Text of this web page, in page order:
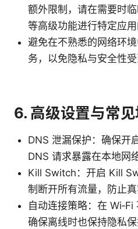
额外限制，请在需要时
等高级功能进行特定应用
避免在不熟悉的网络环
务，以免隐私与安全性受
6. 高级设置与常
DNS 泄漏保护：确保开
DNS 请求暴露在本地网络
Kill Switch：开启 Kill
制断开所有流量，防止真
自动连接策略：在 Wi‑Fi
确保离线时也保持隐私保